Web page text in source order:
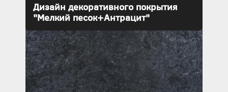
Дизайн декоративного покрытия
"Мелкий песок+Антрацит"